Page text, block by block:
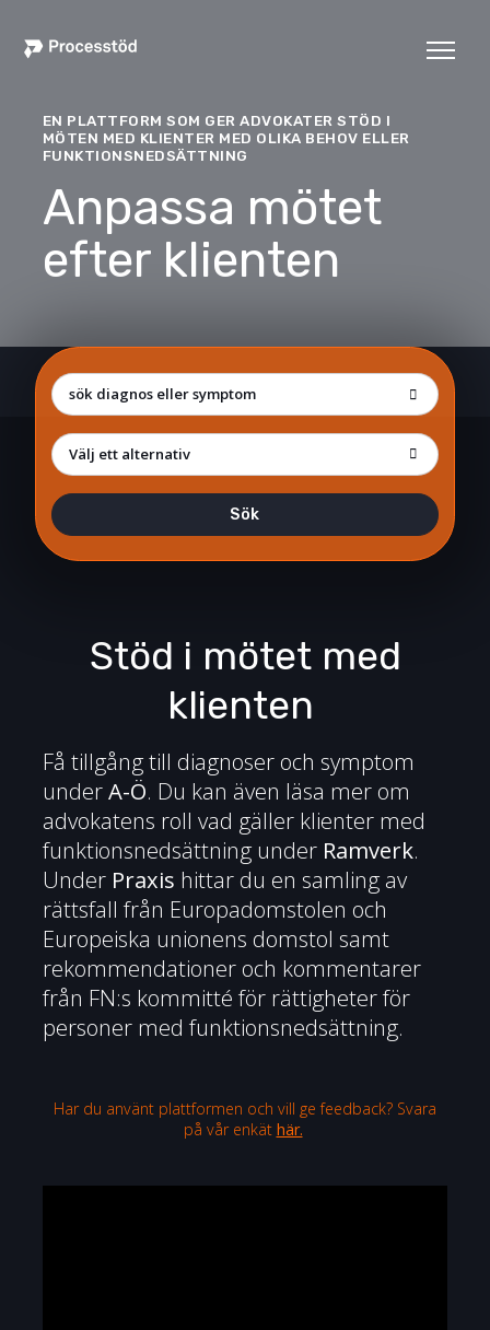
EN PLATTFORM SOM GER ADVOKATER STÖD I
MÖTEN MED KLIENTER MED OLIKA BEHOV ELLER
FUNKTIONSNEDSÄTTNING
Anpassa mötet
efter klienten
Sök
Stöd i mötet med
klienten
Få tillgång till diagnoser och symptom
underA-Ö. Du kan även läsa mer om
advokatens roll vad gäller klienter med
funktionsnedsättning under Ramverk.
Under Praxis hittar du en samling av
rättsfall från Europadomstolen och
Europeiska unionens domstol samt
rekommendationer och kommentarer
från FN:s kommitté för rättigheter för
personer med funktionsnedsättning.
Har du använt plattformen och vill ge feedback? Svara
på vår enkät här.